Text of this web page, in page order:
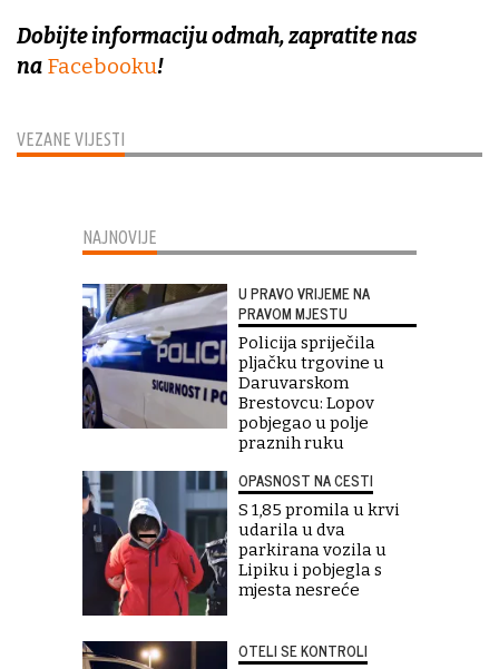
VEZANE VIJESTI
Dobijte informaciju odmah, zapratite nas
na Facebooku!
NAJNOVIJE
U PRAVO VRIJEME NA
PRAVOM MJESTU
Policija spriječila
pljačku trgovine u
Daruvarskom
Brestovcu: Lopov
pobjegao u polje
praznih ruku
OPASNOST NA CESTI
S 1,85 promila u krvi
udarila u dva
parkirana vozila u
Lipiku i pobjegla s
mjesta nesreće
OTELI SE KONTROLI